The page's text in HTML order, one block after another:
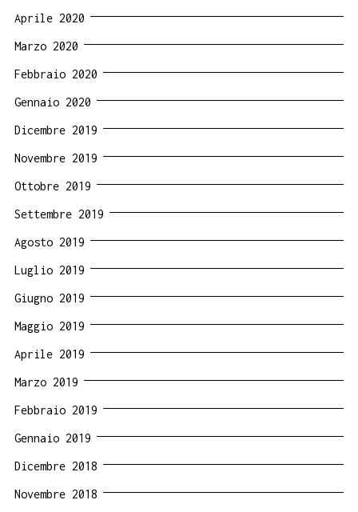
Aprile 2020
Marzo 2020
Febbraio 2020
Gennaio 2020
Dicembre 2019
Novembre 2019
Ottobre 2019
Settembre 2019
Agosto 2019
Luglio 2019
Giugno 2019
Maggio 2019
Aprile 2019
Marzo 2019
Febbraio 2019
Gennaio 2019
Dicembre 2018
Novembre 2018